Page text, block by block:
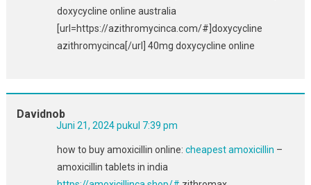
doxycycline online australia
[url=https://azithromycinca.com/#]doxycycline
azithromycinca[/url] 40mg doxycycline online
Davidnob
Juni 21, 2024 pukul 7:39 pm
how to buy amoxicillin online: cheapest amoxicillin –
amoxicillin tablets in india